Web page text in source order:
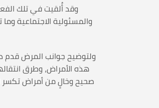
وقد أُلقيت في تلك
والمسئولية الاجتماعية
ولتوضيح جوانب المرض قدم
هذه الأمراض، وطرق
صحيح وخالٍ من أمراض تكسر